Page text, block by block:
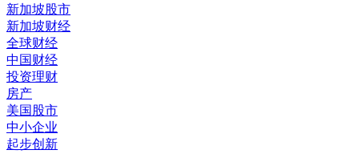
新加坡股市
新加坡财经
全球财经
中国财经
投资理财
房产
美国股市
中小企业
起步创新